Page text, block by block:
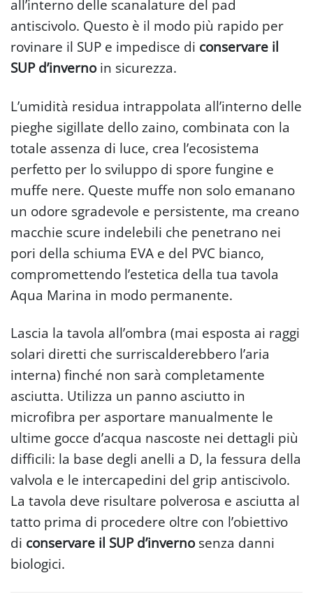
all’interno delle scanalature del pad
antiscivolo. Questo è il modo più rapido per
rovinare il SUP e impedisce di conservare il
SUP d’invernoin sicurezza.
L’umidità residua intrappolata all’interno delle
pieghe sigillate dello zaino, combinata con la
totale assenza di luce, crea l’ecosistema
perfetto per lo sviluppo di spore fungine e
muffe nere. Queste muffe non solo emanano
un odore sgradevole e persistente, ma creano
macchie scure indelebili che penetrano nei
pori della schiuma EVA e del PVC bianco,
compromettendo l’estetica della tua tavola
Aqua Marina in modo permanente.
Lascia la tavola all’ombra (mai esposta ai raggi
solari diretti che surriscalderebbero l’aria
interna) finché non sarà completamente
asciutta. Utilizza un panno asciutto in
microfibra per asportare manualmente le
ultime gocce d’acqua nascoste nei dettagli più
difficili: la base degli anelli a D, la fessura della
valvola e le intercapedini del grip antiscivolo.
La tavola deve risultare polverosa e asciutta al
tatto prima di procedere oltre con l’obiettivo
di conservare il SUP d’invernosenza danni
biologici.